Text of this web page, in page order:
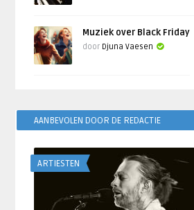
Muziek over Black Friday
door Djuna Vaesen
AANBEVOLEN DOOR DE REDACTIE
ARTIESTEN